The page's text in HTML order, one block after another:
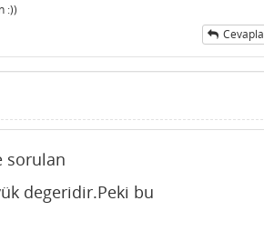
:))
Cevapla
sorulan
degeridir.Peki bu